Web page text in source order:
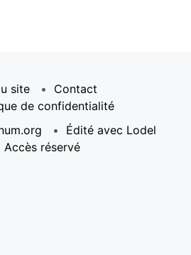
site
Contact
de confidentialité
Édité avec Lodel
Accès réservé